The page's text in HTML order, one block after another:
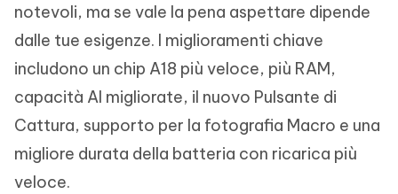
notevoli, ma se vale la pena aspettare dipende
dalle tue esigenze. I miglioramenti chiave
includono un chip A18 più veloce, più RAM,
capacità AI migliorate, il nuovo Pulsante di
Cattura, supporto per la fotografia Macro e una
migliore durata della batteria con ricarica più
veloce.